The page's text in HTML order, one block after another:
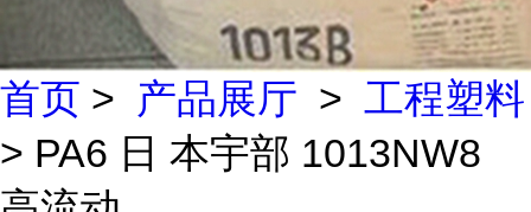
首页 > 产品展厅 > 工程塑料
> PA6 日 本宇部 1013NW8